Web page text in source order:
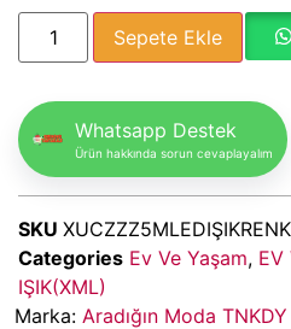
Sepete Ekle
Whatsapp Destek
Ürün hakkında sorun cevaplayalım
SKU
Categories Ev Ve Yaşam, EV
IŞIK(XML)
Marka: Aradığın Moda TNKDY